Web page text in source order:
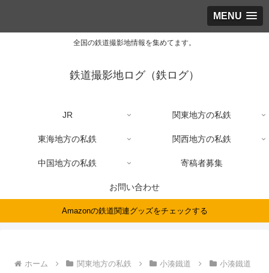
MENU
全国の鉄道撮影地情報を集めてます。
鉄道撮影地ログ（鉄ログ）
JR 関東地方の私鉄
東海地方の私鉄 関西地方の私鉄
中国地方の私鉄 寄稿者募集
お問い合わせ
Amazonの鉄道関連グッズをチェックする
ホーム 関東地方の私鉄 小湊鐵道
小湊鐵道